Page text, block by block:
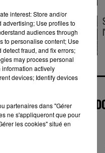
AUTRES
CATÉGORIE
interest: Store and/or
Use profiles to
audiences through
to personalise content; Use
fraud, and fix errors;
may process personal
actively
devices; Identify devices
partenaires dans "Gérer
ne s'appliqueront que pour
les cookies" situé en